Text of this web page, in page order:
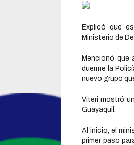
Explicó que
Ministerio de
Mencionó que
duerme la
nuevo grupo
Viteri mostró
Guayaquil.
Al inicio, el
primer paso